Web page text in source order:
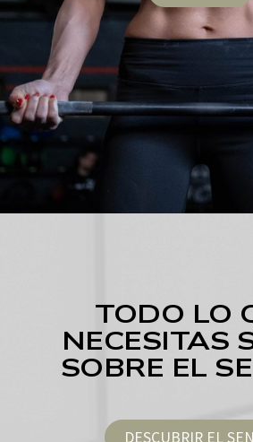
TODO LO
NECESITAS
SOBRE EL
DESCUBRIR EL